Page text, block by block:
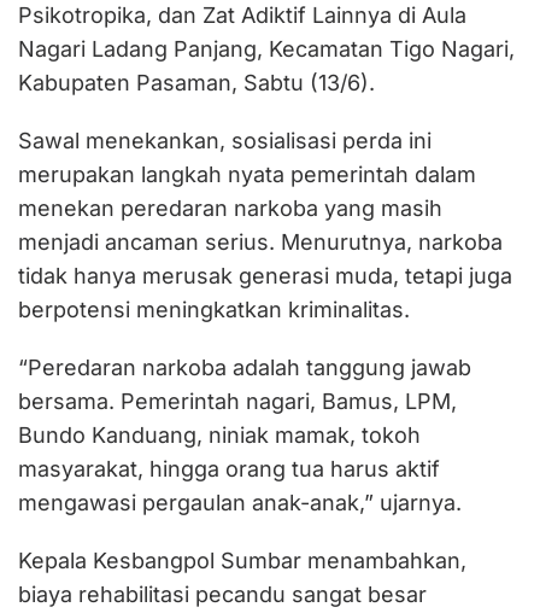
Psikotropika, dan Zat Adiktif Lainnya di Aula
Nagari Ladang Panjang, Kecamatan Tigo Nagari,
Kabupaten Pasaman, Sabtu (13/6).
Sawal menekankan, sosialisasi perda ini
merupakan langkah nyata pemerintah dalam
menekan peredaran narkoba yang masih
menjadi ancaman serius. Menurutnya, narkoba
tidak hanya merusak generasi muda, tetapi juga
berpotensi meningkatkan kriminalitas.
“Peredaran narkoba adalah tanggung jawab
bersama. Pemerintah nagari, Bamus, LPM,
Bundo Kanduang, niniak mamak, tokoh
masyarakat, hingga orang tua harus aktif
mengawasi pergaulan anak-anak,” ujarnya.
Kepala Kesbangpol Sumbar menambahkan,
biaya rehabilitasi pecandu sangat besar